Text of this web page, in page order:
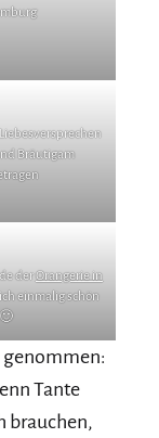
Bräutigam
derOrangerie in
einmalig schön
🙂
Tante
brauchen,